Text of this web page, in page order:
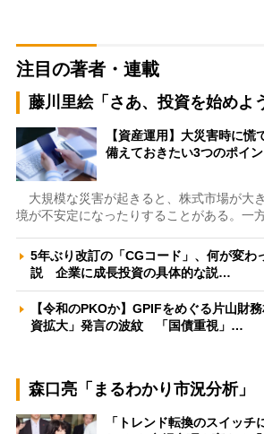
注目の著者・連載
藤川里絵「さあ、投資を始めよ
【資産運用】大災害時に慌
備えておきたい3つのポイ
大規模な災害が起きると、株式市場が大
境が不安定になったりすることがある。一
5年ぶり改訂の「CGコード」、何が変わ
説 企業に成長投資の具体的な説…
【令和のPKOか】GPIFをめぐる片山財
資拡大」発言の波紋 「国債重視」…
森口亮「まるわかり市況分析」
「トレンド転換のスイッチ